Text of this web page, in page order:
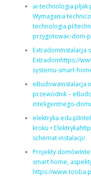
ai-
Wymagania
technologia.pl/
przygotowac-dom-
ExtradomInstalacja
Extradomhttps://
systemu-smart-
eBudowaInstalacja
przewodnik –
inteligentnego-
kroku •
schemat-instalacji/
Projekty
smart home,
https://